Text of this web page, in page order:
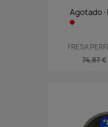
FRESA
74,87 €